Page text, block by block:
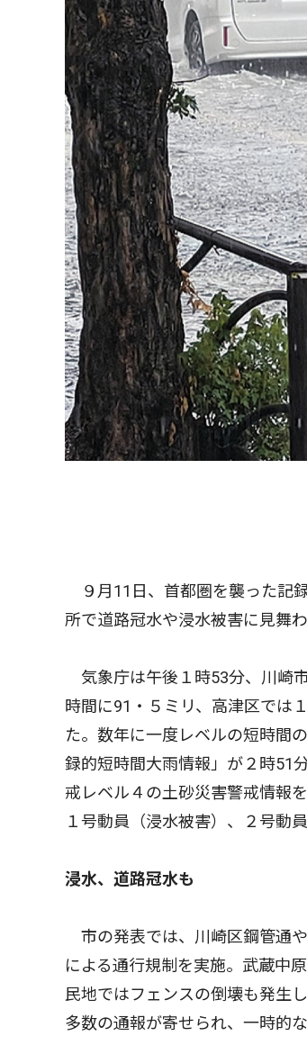
９月11日、首都圏を襲った記
所で道路冠水や浸水被害に見舞わ
気象庁は午後１時53分、川崎
時間に91・５ミリ、高津区では
た。数年に一度レベルの短時間
録的短時間大雨情報」が２時51
戒レベル４の土砂災害警戒情報
１号動員（浸水被害）、２号動
浸水、道路冠水も
市の発表では、川崎区鋼管通
による通行規制を実施。武蔵中
民地ではフェンスの倒壊も発生
多数の通報が寄せられ、一時的